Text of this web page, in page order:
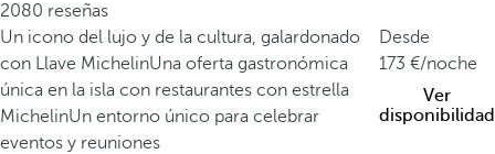
2080 reseñas
Un icono del lujo y de la cultura, galardonado
con Llave MichelinUna oferta gastronómica
única en la isla con restaurantes con estrella
MichelinUn entorno único para celebrar
eventos y reuniones
Desde
173
/noche
Ver
disponibilidad